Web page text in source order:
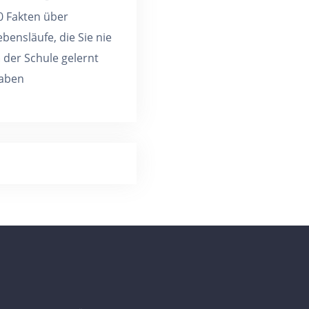
Fakten über
die Sie nie
der Schule gelernt